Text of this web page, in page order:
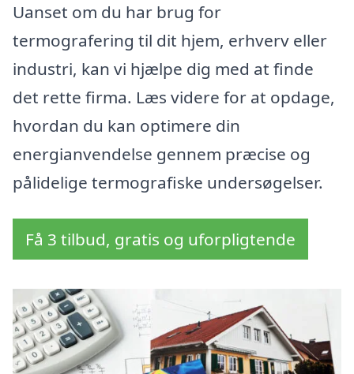
Uanset om du har brug for
termografering til dit hjem, erhverv eller
industri, kan vi hjælpe dig med at finde
det rette firma. Læs videre for at opdage,
hvordan du kan optimere din
energianvendelse gennem præcise og
pålidelige termografiske undersøgelser.
Få 3 tilbud, gratis og uforpligtende